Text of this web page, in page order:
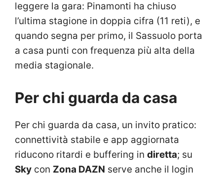
leggere la gara: Pinamonti ha chiuso
l’ultima stagione in doppia cifra (11 reti), e
quando segna per primo, il Sassuolo porta
a casa punti con frequenza più alta della
media stagionale.
Per chi guarda da casa
Per chi guarda da casa, un invito pratico:
connettività stabile e app aggiornata
riducono ritardi e buffering in diretta; su
Sky con Zona DAZN serve anche il login